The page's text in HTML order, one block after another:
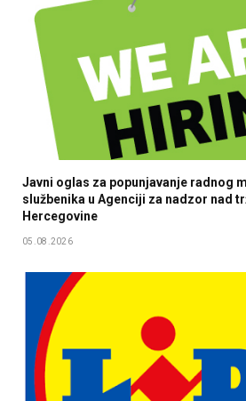
Javni oglas za popunjavanje radnog
službenika u Agenciji za nadzor nad
Hercegovine
05.08.2026